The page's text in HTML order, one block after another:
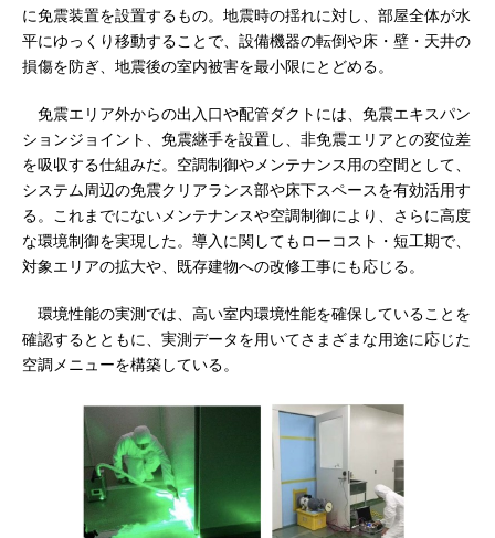
に免震装置を設置するもの。地震時の揺れに対し、部屋全体が水
平にゆっくり移動することで、設備機器の転倒や床・壁・天井の
損傷を防ぎ、地震後の室内被害を最小限にとどめる。
免震エリア外からの出入口や配管ダクトには、免震エキスパン
ションジョイント、免震継手を設置し、非免震エリアとの変位差
を吸収する仕組みだ。空調制御やメンテナンス用の空間として、
システム周辺の免震クリアランス部や床下スペースを有効活用す
る。これまでにないメンテナンスや空調制御により、さらに高度
な環境制御を実現した。導入に関してもローコスト・短工期で、
対象エリアの拡大や、既存建物への改修工事にも応じる。
環境性能の実測では、高い室内環境性能を確保していることを
確認するとともに、実測データを用いてさまざまな用途に応じた
空調メニューを構築している。